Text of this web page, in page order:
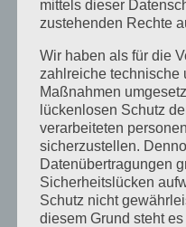
März 2024
Januar 2024
Dezember 2023
November 2023
Oktober 2023
September 2023
Juli 2023
mittels dieser
zustehenden Rechte
Wir haben als für die
zahlreiche technische
Maßnahmen
lückenlosen Schutz
verarbeiteten
sicherzustellen.
Datenübertragungen
Sicherheitslücken
Schutz nicht
diesem Grund steht